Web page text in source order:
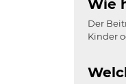
Wie
Der
Kinder